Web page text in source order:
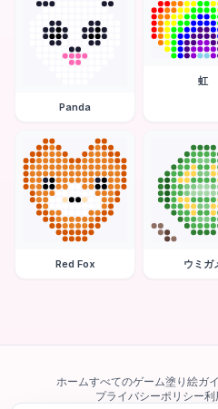
Panda
虹
Red Fox ウミガ
ホームすべてのゲーム塗り絵ガ
プライバシーポリシー利